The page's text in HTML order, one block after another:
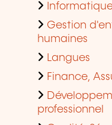
Gestion
humaines
Langues
Finance,
professionnel